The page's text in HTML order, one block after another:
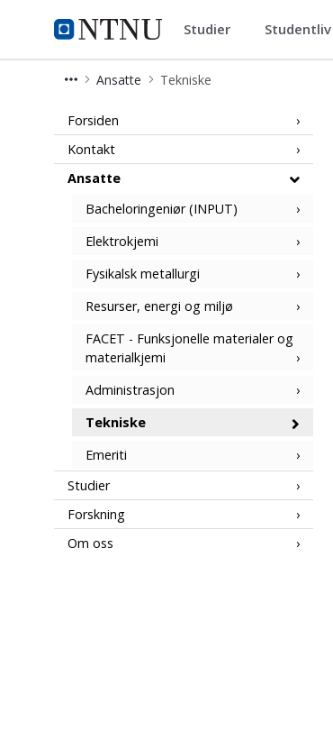
NTNU Hjemmeside
Institutt for Studier Studentliv
Ansatte Tekniske
Ansatte - Tekniske - Institutt
Forsiden
Kontakt
Ansatte
Bacheloringeniør (INPUT)
Elektrokjemi
Fysikalsk metallurgi
Resurser, energi og miljø
FACET - Funksjonelle materialer og
materialkjemi
Administrasjon
Tekniske
Emeriti
Studier
Forskning
Om oss